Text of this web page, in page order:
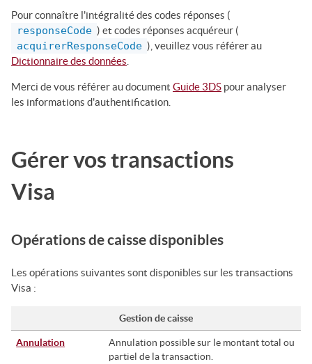
Pour connaître l'intégralité des codes réponses (
responseCode ) et codes réponses acquéreur (
acquirerResponseCode ), veuillez vous référer au
Dictionnaire des données
Merci de vous référer au document Guide 3DS pour analyser
les informations d'authentification.
Gérer vos transactions
Visa
Opérations de caisse disponibles
Les opérations suivantes sont disponibles sur les transactions
Visa :
Gestion de caisse
Annulation
Annulation possible sur le montant total ou
partiel de la transaction.